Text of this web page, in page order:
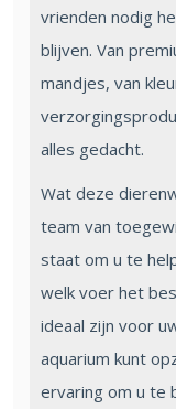
vrienden nodig
blijven. Van
mandjes, van
alles gedacht.
Wat deze
team van
staat om u te
welk voer het
ideaal zijn voor
aquarium kunt
ervaring om u te